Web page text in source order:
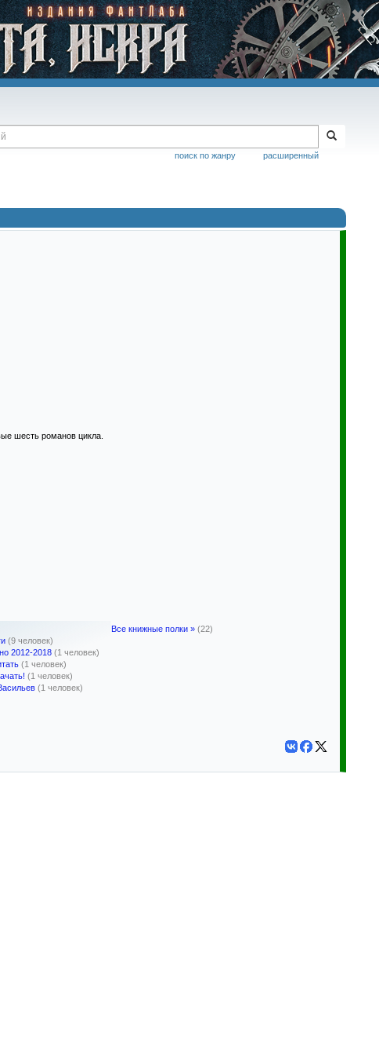
расширенный
поиск по жанру
шесть романов цикла.
(9 человек)
2012-2018 (1 человек)
(1 человек)
(1 человек)
(1 человек)
Все книжные полки » (22)